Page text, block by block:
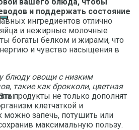
и поддержать состояние
ингредиентов отлично
и нежирные молочные
богаты белком и жирами, что
и чувство насыщения в
блюду овощи с низким
такие как брокколи, цветная
продукты не только дополнят
клетчаткой и
запечь, потушить или
максимальную пользу.